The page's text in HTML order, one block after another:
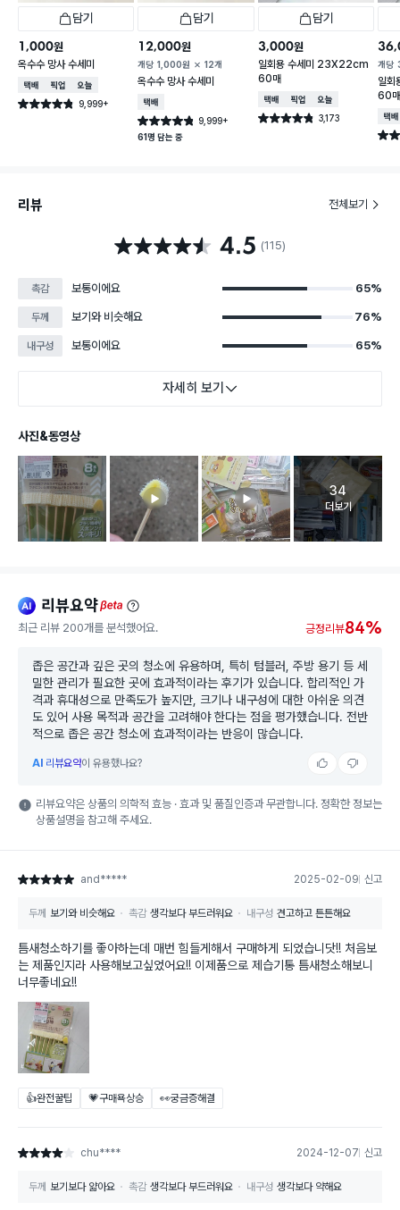
담기
1,000원
옥수수 망사 수세미
택배배송매장픽업오늘배송
별점 4.8점 9,999+
건 작성
담기
12,000원
개당 1,000원 12개
옥수수 망사 수세미
택배배송
별점 4.8점 9,999+
건 작성
61명 담는 중
담기
3,000원
일회용 수세미 23X22cm
60매
택배배송매장픽업오늘배송
별점 4.8점 3,173
건 작성
개당
일
60
택배
별점
리뷰 전체보기
별점 4.5점 4.5 (115)
촉감 보통이에요 65%
두께 보기와 비슷해요 76%
내구성 보통이에요 65%
자세히 보기
사진&동영상
고객 리뷰
34
더보기
ai 리뷰요약beta
최근 리뷰 200개를 분석했어요. 긍정리뷰84%
좁은 공간과 깊은 곳의 청소에 유용하며, 특히 텀블러, 주방 용기 등 세
밀한 관리가 필요한 곳에 효과적이라는 후기가 있습니다. 합리적인 가
격과 휴대성으로 만족도가 높지만, 크기나 내구성에 대한 아쉬운 의견
도 있어 사용 목적과 공간을 고려해야 한다는 점을 평가했습니다. 전반
적으로 좁은 공간 청소에 효과적이라는 반응이 많습니다.
AI 리뷰요약이 유용했나요?
리뷰요약은 상품의 의학적 효능 · 효과 및 품질인증과 무관합니다. 정확한 정보는
상품설명을 참고해 주세요.
별점 5점 and***** 2025-02-09 신고
두께 보기와 비슷해요 촉감 생각보다 부드러워요 내구성 견고하고 튼튼해요
틈새청소하기를 좋아하는데 매번 힘들게해서 구매하게 되었습니닷!! 처음보
는 제품인지라 사용해보고싶었어요!! 이제품으로 제습기통 틈새청소해보니
너무좋네요!!
👍완전꿀팁 💗구매욕상승 👀궁금증해결
별점 4점 chu**** 2024-12-07 신고
두께 보기보다 얇아요 촉감 생각보다 부드러워요 내구성 생각보다 약해요